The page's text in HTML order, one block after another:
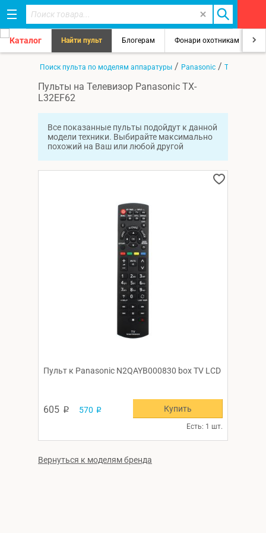
Каталог Найти пульт Блогерам Фонари охотникам
Поиск пульта по моделям аппаратуры / Panasonic / TX-L32EF62
Пульты на Телевизор Panasonic TX-
L32EF62
Все показанные пульты подойдут к данной
модели техники. Выбирайте максимально
похожий на Ваш или любой другой
Пульт к Panasonic N2QAYB000830 box TV LCD
605 p 570 p
Есть: 1 шт.
Купить
Вернуться к моделям бренда